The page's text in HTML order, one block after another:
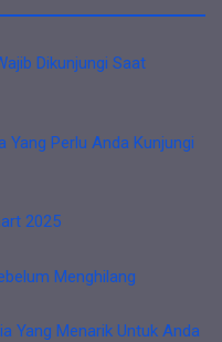
Dikunjungi Saat
Yang Perlu Anda Kunjungi
2025
Menghilang
Yang Menarik Untuk Anda